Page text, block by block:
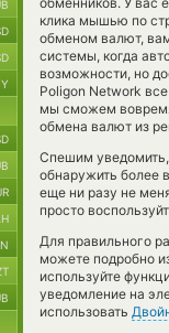
клика мышью по
обменом валют,
системы, когда
возможности, но
Poligon Network
мы сможем
обмена валют из
Спешим
обнаружить более
еще ни разу не
просто
Для правильного
можете подробно
используйте
уведомление на
использовать